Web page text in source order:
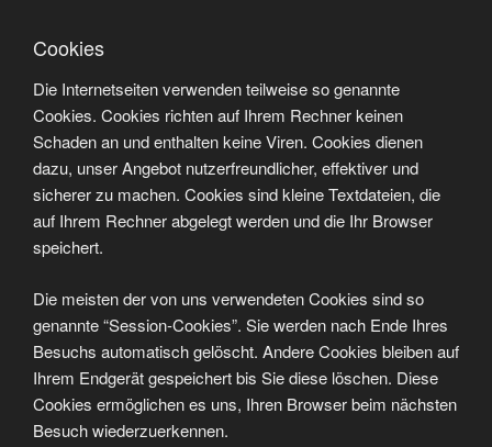
Cookies
Die Internetseiten verwenden teilweise so genannte
Cookies. Cookies richten auf Ihrem Rechner keinen
Schaden an und enthalten keine Viren. Cookies dienen
dazu, unser Angebot nutzerfreundlicher, effektiver und
sicherer zu machen. Cookies sind kleine Textdateien, die
auf Ihrem Rechner abgelegt werden und die Ihr Browser
speichert.
Die meisten der von uns verwendeten Cookies sind so
genannte “Session-Cookies”. Sie werden nach Ende Ihres
Besuchs automatisch gelöscht. Andere Cookies bleiben auf
Ihrem Endgerät gespeichert bis Sie diese löschen. Diese
Cookies ermöglichen es uns, Ihren Browser beim nächsten
Besuch wiederzuerkennen.